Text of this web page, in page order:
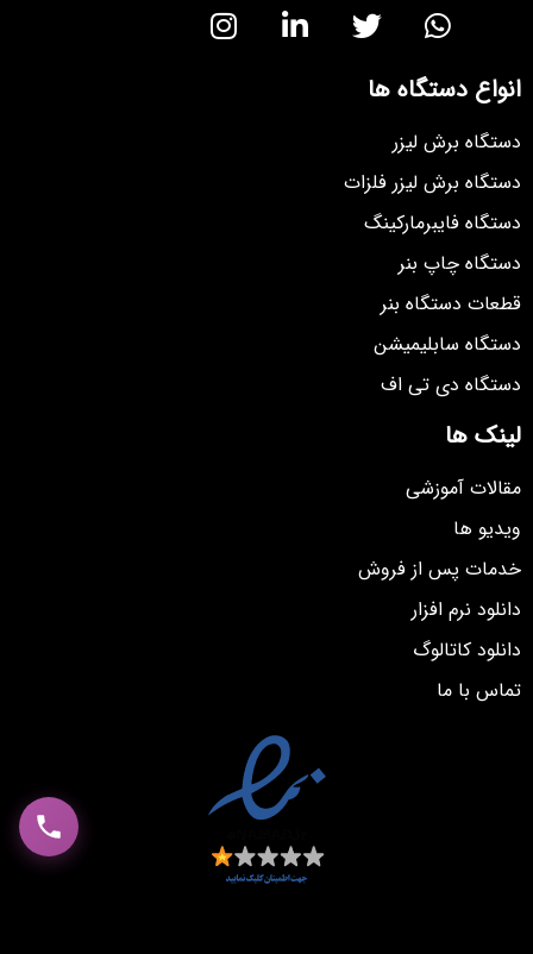
انواع دستگاه ها
دستگاه برش لیزر
دستگاه برش لیزر فلزات
دستگاه فایبرمارکینگ
دستگاه چاپ بنر
قطعات دستگاه بنر
دستگاه سابلیمیشن
دستگاه دی تی اف
لینک ها
مقالات آموزشی
ویدیو ها
خدمات پس از فروش
دانلود نرم افزار
دانلود کاتالوگ
تماس با ما